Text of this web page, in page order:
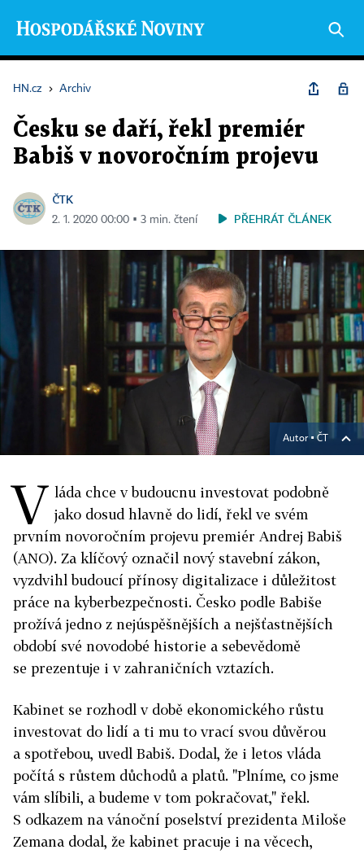
HN.cz › Archiv
Česku se daří, řekl premiér
Babiš v novoročním projevu
ČTK
2. 1. 2020 00:00 ▪ 3 min. čtení PŘEHRÁT ČLÁNEK
Autor ▪ČT
V láda chce v budoucnu investovat podobně
jako dosud hlavně do lidí, řekl ve svém
prvním novoročním projevu premiér Andrej Babiš
(ANO). Za klíčový označil nový stavební zákon,
vyzdvihl budoucí přínosy digitalizace i důležitost
práce na kyberbezpečnosti. Česko podle Babiše
prožívá jedno z nejúspěšnějších a nejšťastnějších
období své novodobé historie a sebevědomě
se prezentuje i v zahraničních vztazích.
Kabinet se rozhodl v době ekonomického růstu
investovat do lidí a ti mu to vrací svou důvěrou
a spotřebou, uvedl Babiš. Dodal, že i letos vláda
počítá s růstem důchodů a platů. "Plníme, co jsme
vám slíbili, a budeme v tom pokračovat," řekl.
S odkazem na vánoční poselství prezidenta Miloše
Zemana dodal, že kabinet pracuje i na věcech,